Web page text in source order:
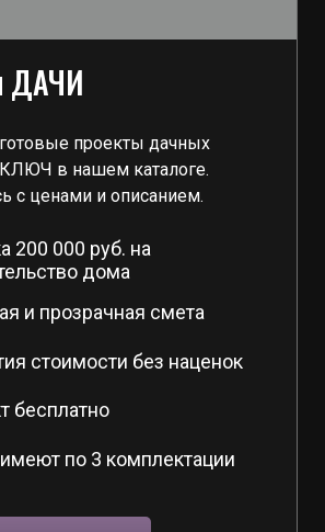
ДАЧИ
проекты дачных
в нашем каталоге.
с ценами и описанием.
200 000 руб. на
дома
и прозрачная смета
стоимости без наценок
бесплатно
по 3 комплектации